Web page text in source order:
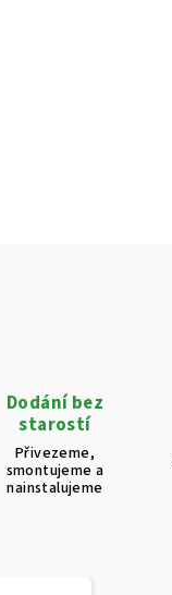
Dodání bez
starostí
Přivezeme,
smontujeme a
nainstalujeme